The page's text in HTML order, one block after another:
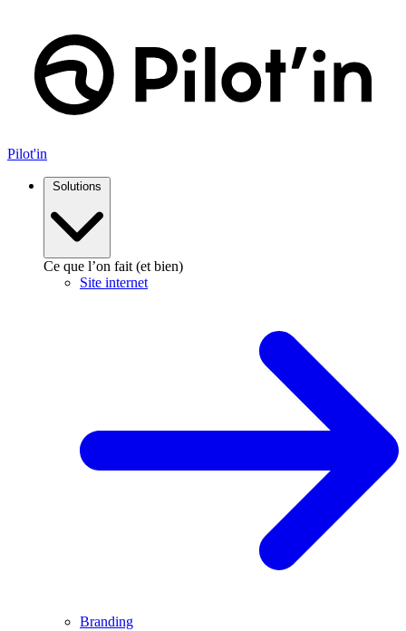
contenu
Pilot'in
Solutions
Ce que l’on fait (et bien)
Site internet
Branding